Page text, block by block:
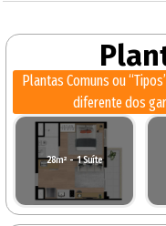
Plantas Comuns ou
diferente dos
28m² - 1 Suíte